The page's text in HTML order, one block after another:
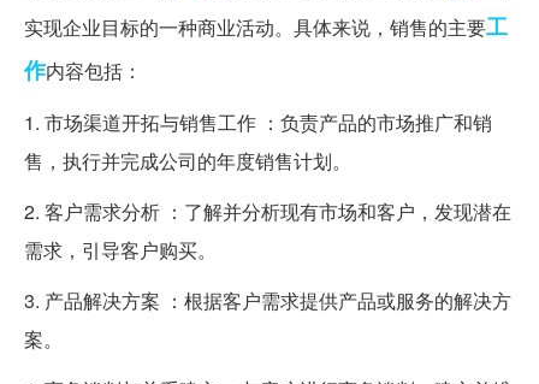
实现企业目标的一种商业活动。具体来说，销售的主要工
作内容包括：
1. 市场渠道开拓与销售工作 ：负责产品的市场推广和销
售，执行并完成公司的年度销售计划。
2. 客户需求分析 ：了解并分析现有市场和客户，发现潜在
需求，引导客户购买。
3. 产品解决方案 ：根据客户需求提供产品或服务的解决方
案。